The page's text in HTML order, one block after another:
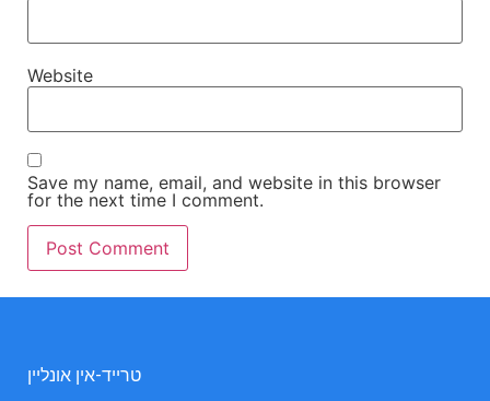
Website
Save my name, email, and website in this browser
for the next time I comment.
טרייד-אין אונליין